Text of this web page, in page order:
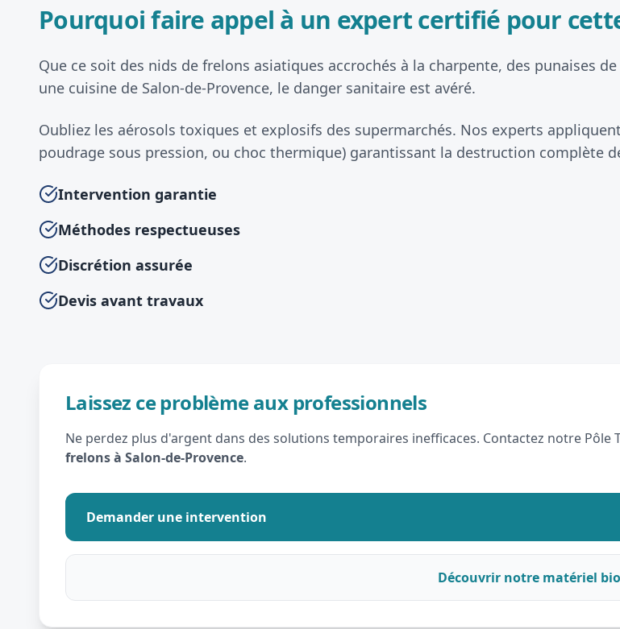
Pourquoi faire appel à un expert certifié pour
Que ce soit des nids de frelons asiatiques accrochés à la charpente, des punaises
une cuisine de Salon-de-Provence, le danger sanitaire est avéré.
Oubliez les aérosols toxiques et explosifs des supermarchés. Nos experts
poudrage sous pression, ou choc thermique) garantissant la destruction complète
Intervention garantie
Méthodes respectueuses
Discrétion assurée
Devis avant travaux
Laissez ce problème aux professionnels
Ne perdez plus d'argent dans des solutions temporaires inefficaces. Contactez notre Pôle
frelons à Salon-de-Provence.
Demander une intervention
Découvrir notre matériel